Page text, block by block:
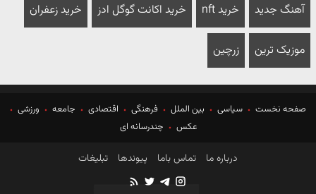
آهنگ جدید خرید nft خرید اکانت گوگل ادز خرید زعفران
موزیک ترین زرچین
صفحه نخست سیاسی بین الملل فرهنگی اقتصادی جامعه
ورزشی
عکس
چندرسانه ای
درباره ما تماس باما پیوندها تبلیغات